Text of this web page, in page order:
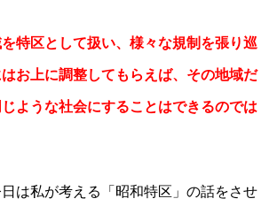
特区として扱い、様々な規制を張り巡
お上に調整してもらえば、その地域だ
ような社会にすることはできるのでは
は私が考える「昭和特区」の話をさせ